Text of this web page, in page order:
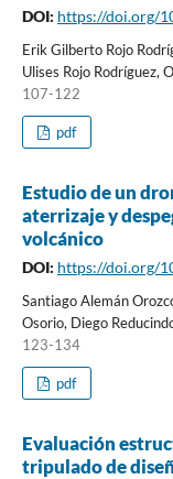
DOI: https://doi.org/
Erik Gilberto Rojo
Ulises Rojo Rodríguez,
107-122
pdf
Estudio de un
aterrizaje y
volcánico
DOI: https://doi.org/
Santiago Alemán
Osorio, Diego
123-134
pdf
Evaluación
tripulado de